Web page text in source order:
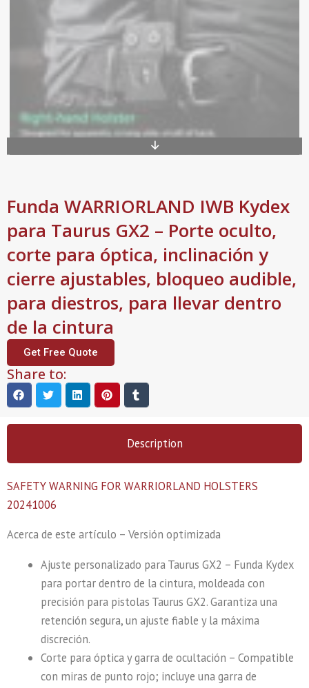
Funda WARRIORLAND IWB Kydex
para Taurus GX2 – Porte oculto,
corte para óptica, inclinación y
cierre ajustables, bloqueo audible,
para diestros, para llevar dentro
de la cintura
Get Free Quote
Share to:
Description
SAFETY WARNING FOR WARRIORLAND HOLSTERS
20241006
Acerca de este artículo – Versión optimizada
Ajuste personalizado para Taurus GX2 – Funda Kydex
para portar dentro de la cintura, moldeada con
precisión para pistolas Taurus GX2. Garantiza una
retención segura, un ajuste fiable y la máxima
discreción.
Corte para óptica y garra de ocultación – Compatible
con miras de punto rojo; incluye una garra de